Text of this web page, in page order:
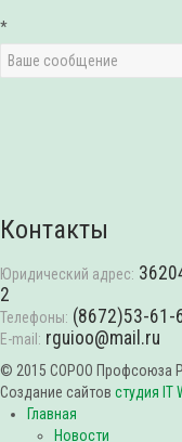
*
Контакты
Юридический адрес:
2
Телефоны: (8672)53-61-
E-mail: rguioo@mail.ru
© 2015 СОРОО Профсоюза
Создание сайтов студия IT
Главная
Новости